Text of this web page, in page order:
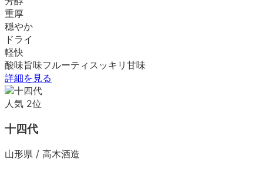
重厚
穏やか
ドライ
軽快
酸味旨味フルーティ スッキリ 甘味
詳細を見る
人気 2位
十四代
山形県 / 高木酒造